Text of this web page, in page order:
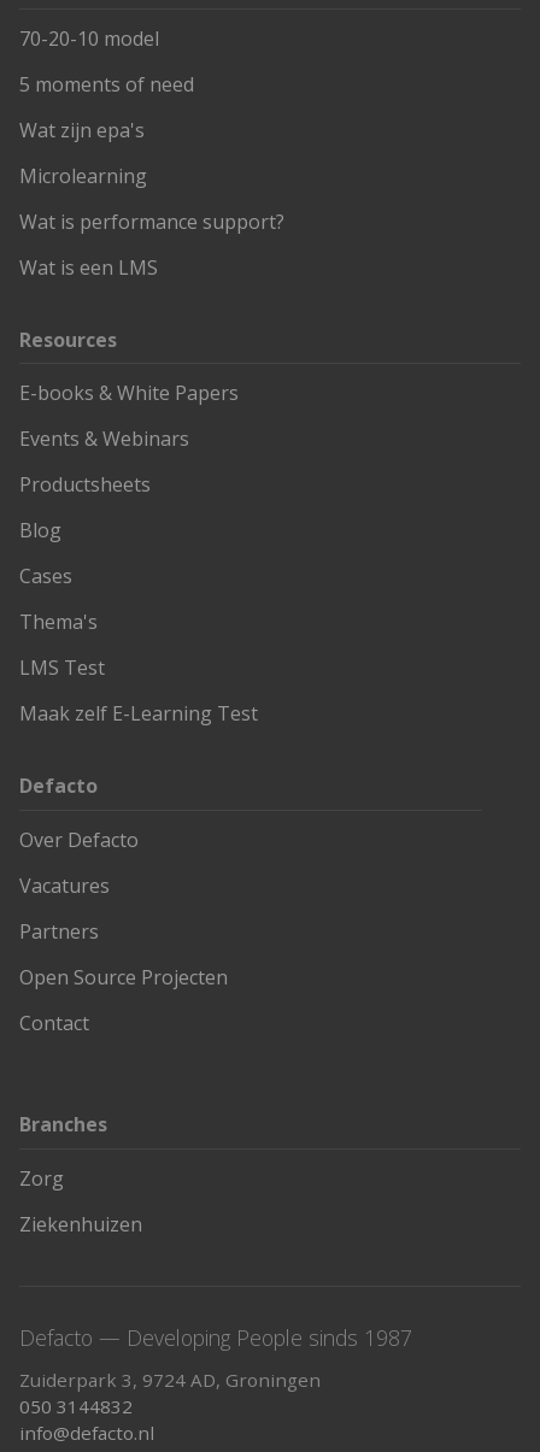
70-20-10 model
5 moments of need
Wat zijn epa's
Microlearning
Wat is performance support?
Wat is een LMS
Resources
E-books & White Papers
Events & Webinars
Productsheets
Blog
Cases
Thema's
LMS Test
Maak zelf E-Learning Test
Defacto
Over Defacto
Vacatures
Partners
Open Source Projecten
Contact
Branches
Zorg
Ziekenhuizen
Defacto — Developing People sinds 1987
Zuiderpark 3, 9724 AD, Groningen
050 3144832
info@defacto.nl